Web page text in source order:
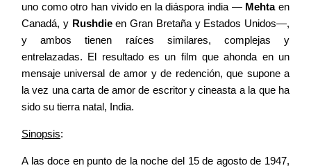
uno como otro han vivido en la diáspora india — Mehtaen
Canadá, y Rushdieen Gran Bretaña y Estados Unidos—,
y ambos tienen raíces similares, complejas y
entrelazadas. El resultado es un film que ahonda en un
mensaje universal de amor y de redención, que supone a
la vez una carta de amor de escritor y cineasta a la que ha
sido su tierra natal, India.
Sinopsis:
A las doce en punto de la noche del 15 de agosto de 1947,